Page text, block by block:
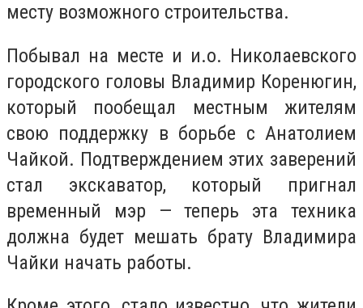
месту возможного строительства.
Побывал на месте и и.о. Николаевского
городского головы Владимир Коренюгин,
который пообещал местным жителям
свою поддержку в борьбе с Анатолием
Чайкой. Подтверждением этих заверений
стал экскаватор, который пригнал
временный мэр — теперь эта техника
должна будет мешать брату Владимира
Чайки начать работы.